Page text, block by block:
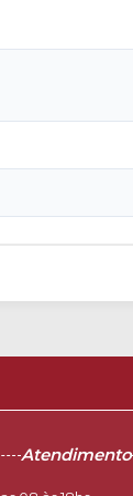
Atendimento